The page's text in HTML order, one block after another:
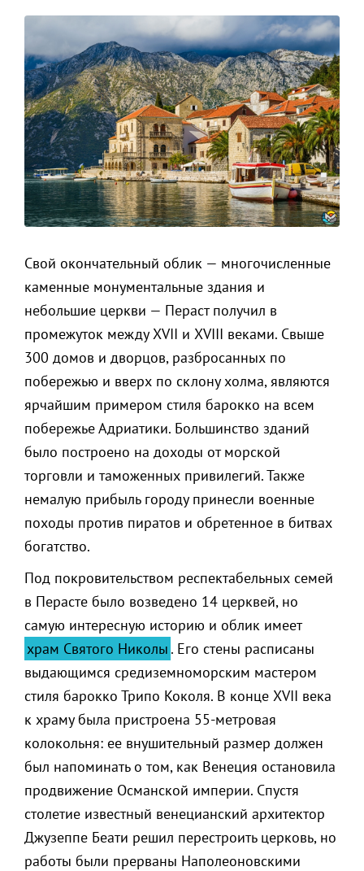
Свой окончательный облик — многочисленные
каменные монументальные здания и
небольшие церкви — Пераст получил в
промежуток между XVII и XVIII веками. Свыше
300 домов и дворцов, разбросанных по
побережью и вверх по склону холма, являются
ярчайшим примером стиля барокко на всем
побережье Адриатики. Большинство зданий
было построено на доходы от морской
торговли и таможенных привилегий. Также
немалую прибыль городу принесли военные
походы против пиратов и обретенное в битвах
богатство.
Под покровительством респектабельных семей
в Перасте было возведено 14 церквей, но
самую интересную историю и облик имеет
храм Святого Николы . Его стены расписаны
выдающимся средиземноморским мастером
стиля барокко Трипо Коколя. В конце XVII века
к храму была пристроена 55-метровая
колокольня: ее внушительный размер должен
был напоминать о том, как Венеция остановила
продвижение Османской империи. Спустя
столетие известный венецианский архитектор
Джузеппе Беати решил перестроить церковь, но
работы были прерваны Наполеоновскими